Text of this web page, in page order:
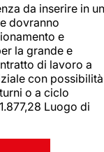
da inserire in un
dovranno
e
la grande e
di lavoro a
con possibilità
o a ciclo
Luogo di